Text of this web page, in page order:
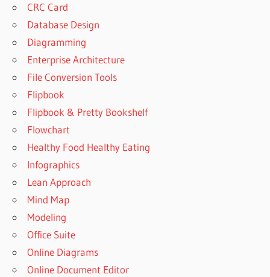
CRC Card
Database Design
Diagramming
Enterprise Architecture
File Conversion Tools
Flipbook
Flipbook & Pretty Bookshelf
Flowchart
Healthy Food Healthy Eating
Infographics
Lean Approach
Mind Map
Modeling
Office Suite
Online Diagrams
Online Document Editor